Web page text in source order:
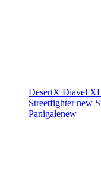
DesertX Diavel
Streetfighternew
Panigalenew